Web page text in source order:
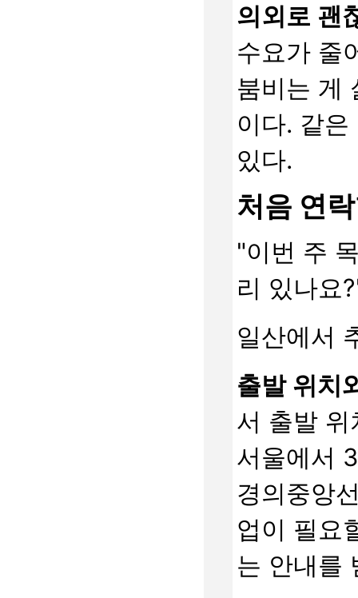
의외로 괜
수요가 줄
붐비는 게
이다. 같
있다.
처음 연
"이번 주
리 있나요
일산에서
출발 위치
서 출발
서울에서
경의중앙
업이 필요
는 안내를